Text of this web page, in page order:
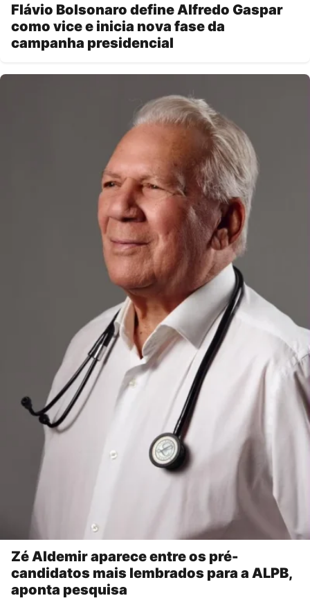
Flávio Bolsonaro define Alfredo Gaspar
como vice e inicia nova fase da
campanha presidencial
Zé Aldemir aparece entre os pré-
candidatos mais lembrados para a ALPB,
aponta pesquisa